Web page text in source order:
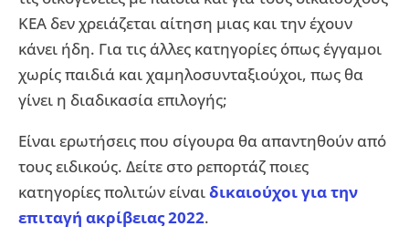
ΚΕΑ δεν χρειάζεται αίτηση μιας και την έχουν
κάνει ήδη. Για τις άλλες κατηγορίες όπως έγγαμοι
χωρίς παιδιά και χαμηλοσυνταξιούχοι, πως θα
γίνει η διαδικασία επιλογής;
Είναι ερωτήσεις που σίγουρα θα απαντηθούν από
τους ειδικούς. Δείτε στο ρεπορτάζ ποιες
κατηγορίες πολιτών είναιδικαιούχοι για την
επιταγή ακρίβειας 2022.